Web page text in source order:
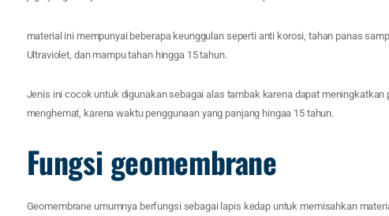
material ini mempunyai beberapa keunggulan seperti anti korosi, tahan panas
Ultraviolet, dan mampu tahan hingga 15 tahun.
Jenis ini cocok untuk digunakan sebagai alas tambak karena dapat
menghemat, karena waktu penggunaan yang panjang hingaa 15 tahun.
Fungsi geomembrane
Geomembrane umumnya berfungsi sebagai lapis kedap untuk memisahkan